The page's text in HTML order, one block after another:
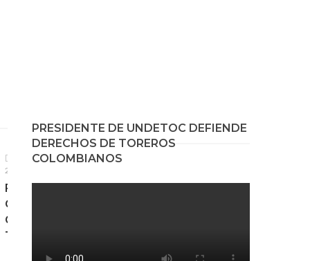
30 JULIO,
2026
FINAL DE LA
COPA
CHENEL POR
TELEMADRID
PRESIDENTE DE UNDETOC DEFIENDE
DERECHOS DE TOREROS
COLOMBIANOS